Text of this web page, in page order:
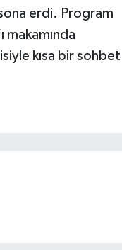
erdi. Program
makamında
kısa bir sohbet